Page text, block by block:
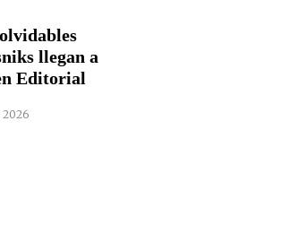
llegan a
Editorial
2026